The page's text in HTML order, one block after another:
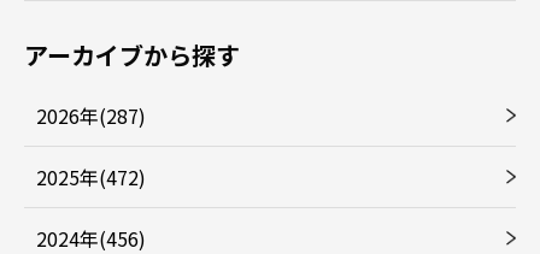
アーカイブから探す
2026年(287)
2025年(472)
2024年(456)